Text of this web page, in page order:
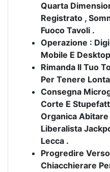
Quarta
Registrato ,
Fuoco Tavoli .
Operazione :
Mobile E
Rimanda Il Tuo
Per Tenere
Consegna
Corte E
Organica
Liberalista
Lecca .
Progredire
Chiacchierare